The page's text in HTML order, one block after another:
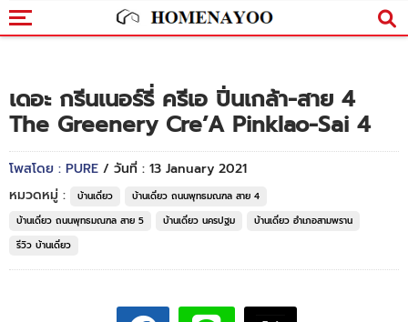
เดอะ กรีนเนอร์รี่ ครีเอ ปิ่นเกล้า-สาย 4
The Greenery Cre’A Pinklao-Sai 4
โพสโดย : PURE / วันที่ : 13 January 2021
หมวดหมู่ :
บ้านเดี่ยว
บ้านเดี่ยว ถนนพุทธมณฑล สาย 4
บ้านเดี่ยว ถนนพุทธมณฑล สาย 5
บ้านเดี่ยว นครปฐม
บ้านเดี่ยว อำเภอสามพราน
รีวิว บ้านเดี่ยว